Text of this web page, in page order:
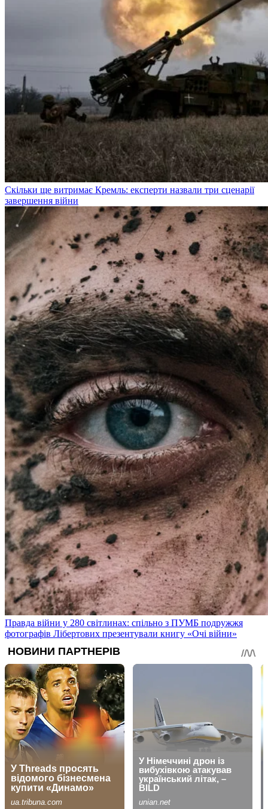
Скільки ще витримає Кремль: експерти назвали три сценарії
завершення війни
Правда війни у 280 світлинах: спільно з ПУМБ подружжя
фотографів Лібертових презентували книгу «Очі війни»